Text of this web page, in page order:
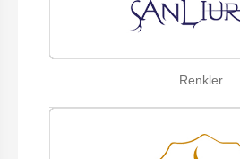
Renkler